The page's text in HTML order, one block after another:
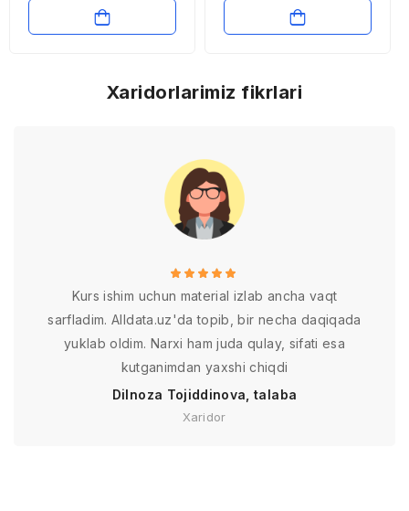
Xaridorlarimiz fikrlari
Kurs ishim uchun material izlab ancha vaqt
sarfladim. Alldata.uz'da topib, bir necha daqiqada
yuklab oldim. Narxi ham juda qulay, sifati esa
kutganimdan yaxshi chiqdi
Dilnoza Tojiddinova, talaba
Xaridor